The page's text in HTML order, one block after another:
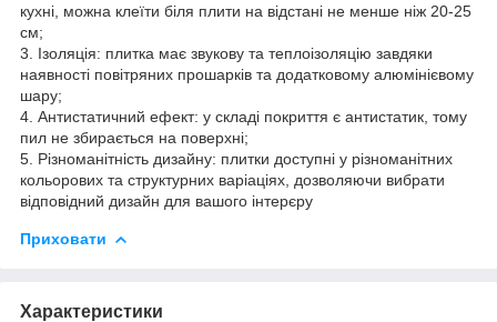
кухні, можна клеїти біля плити на відстані не менше ніж 20-25
см;
3. Ізоляція: плитка має звукову та теплоізоляцію завдяки
наявності повітряних прошарків та додатковому алюмінієвому
шару;
4. Антистатичний ефект: у складі покриття є антистатик, тому
пил не збирається на поверхні;
5. Різноманітність дизайну: плитки доступні у різноманітних
кольорових та структурних варіаціях, дозволяючи вибрати
відповідний дизайн для вашого інтерєру
Приховати
Характеристики